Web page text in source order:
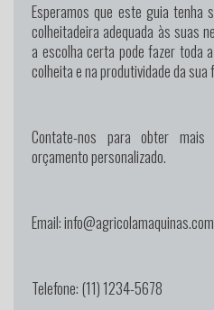
Esperamos que este guia tenha
colheitadeira adequada às suas
a escolha certa pode fazer toda
colheita e na produtividade da sua
Contate-nos para obter
orçamento personalizado.
Email: info@agricolamaquinas.com
Telefone: (11) 1234-5678